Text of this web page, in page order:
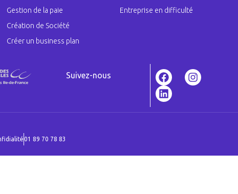
Gestion de la paie
Création de Société
Créer un business plan
Entreprise en difficulté
Suivez-nous
01 89 70 78 83